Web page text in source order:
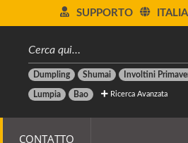
SUPPORTO
Dumpling Shumai Involtini
Lumpia Bao Ricerca Avanzata
CONTATTO